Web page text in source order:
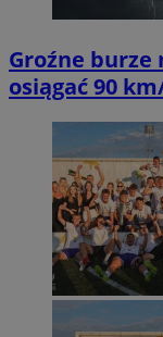
Groźne burze
osiągać 90